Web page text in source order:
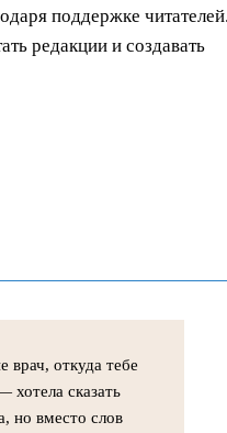
поддержке читателей.
редакции и создавать
врач, откуда тебе
хотела сказать
но вместо слов